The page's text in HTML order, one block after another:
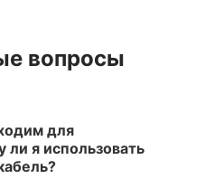
вопросы
для
я использовать